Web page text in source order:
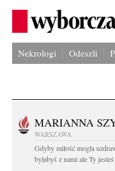
Nekrologi Odeszli
MARIANNA
WARSZAWA
Gdyby miłość mogła
byłabyś z nami ale Ty